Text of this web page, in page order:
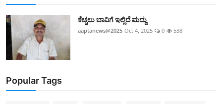
ಕೆಚ್ಚಲು ಬಾವಿಗೆ ಇಲ್ಲಿದೆ ಮದ್ದು
aaptanews@2025 Oct 4, 2025 0 538
Popular Tags